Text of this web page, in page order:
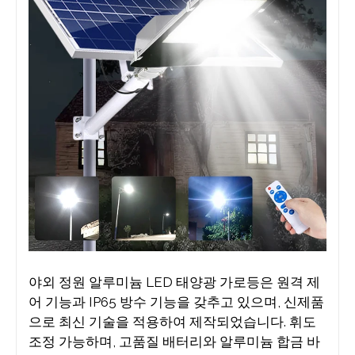
야외 정원 알루미늄 LED 태양광 가로등은 원격 제
어 기능과 IP65 방수 기능을 갖추고 있으며, 신제품
으로 최신 기술을 적용하여 제작되었습니다. 휘도
조정 가능하며, 고품질 배터리와 알루미늄 합금 바